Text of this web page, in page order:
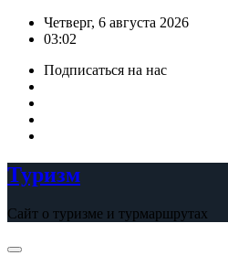
ПерейтиЧетверг, 6 августа 2026
03:02
Подписаться на нас
Туризм
Сайт о туризме и турмаршрутах